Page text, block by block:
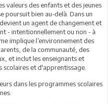
valeurs des enfants et des jeunes
poursuit bien au-delà. Dans un
un agent de changement et
- intentionnellement ou non - à
implique l’environnement des
de la communauté, des
et inclut les enseignants et
scolaires et d'apprentissage.
dans les programmes scolaires